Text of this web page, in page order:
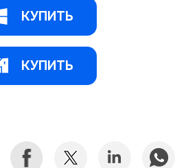
КУПИТЬ
КУПИТЬ